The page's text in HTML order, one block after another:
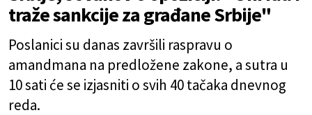
traže sankcije za građane Srbije"
Poslanici su danas završili raspravu o
amandmana na predložene zakone, a sutra u
10 sati će se izjasniti o svih 40 tačaka dnevnog
reda.